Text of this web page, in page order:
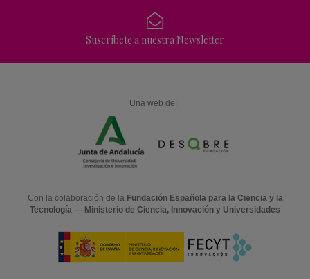
Suscríbete a nuestra Newsletter
Una web de:
Con la colaboración de la Fundación Española para la Ciencia y la
Tecnología — Ministerio de Ciencia, Innovación y Universidades